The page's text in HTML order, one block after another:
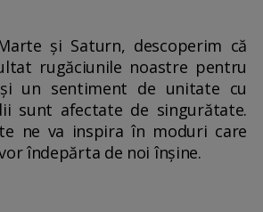
și Saturn, descoperim că
rugăciunile noastre pentru
un sentiment de unitate cu
sunt afectate de singurătate.
ne va inspira în moduri care
îndepărta de noi înșine.